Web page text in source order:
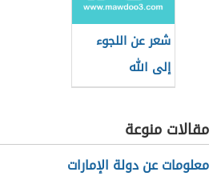
شعر عن اللجوء
إلى الله
مقالات منوعة
معلومات عن دولة الإمارات